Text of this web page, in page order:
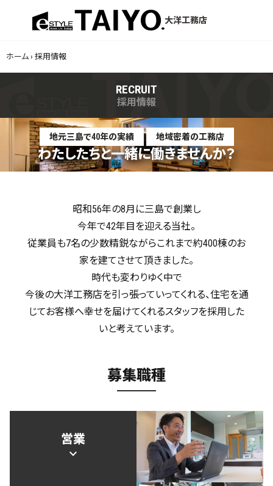
大洋工務店
ホーム › 採用情報
RECRUIT
採用情報
地元三島で40年の実績 地域密着の工務店
わたしたちと一緒に働きませんか？
昭和56年の8月に三島で創業し
今年で42年目を迎える当社。
従業員も7名の少数精鋭ながらこれまで約400棟のお
家を建てさせて頂きました。
時代も変わりゆく中で
今後の大洋工務店を引っ張っていってくれる、住宅を通
じてお客様へ幸せを届けてくれるスタッフを採用した
いと考えています。
募集職種
営業
expand_more